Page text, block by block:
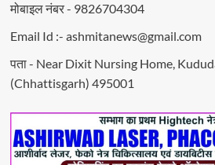
मोबाइल नंबर - 9826704304
Email Id :- ashmitanews@gmail.com
पता - Near Dixit Nursing Home,
(Chhattisgarh) 495001